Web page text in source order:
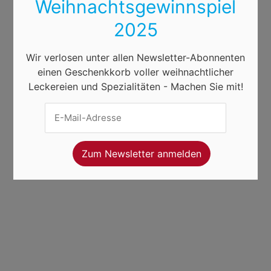
Weihnachtsgewinnspiel
2025
Wir verlosen unter allen Newsletter-Abonnenten
einen Geschenkkorb voller weihnachtlicher
Leckereien und Spezialitäten - Machen Sie mit!